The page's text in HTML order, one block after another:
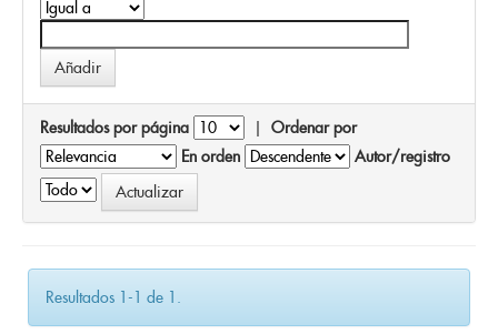
Resultados por página | Ordenar por
En orden
Autor/registro
Resultados 1-1 de 1.